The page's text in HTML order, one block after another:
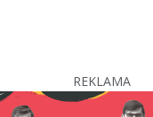
REKLAMA